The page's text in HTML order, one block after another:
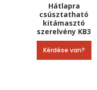
Hátlapra
csúsztatható
kitámasztó
szerelvény KB3
Kérdése van?